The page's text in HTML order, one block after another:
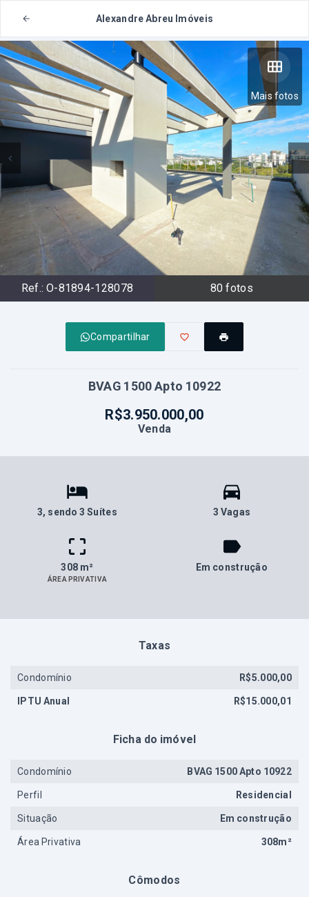
Alexandre Abreu Imóveis
Mais fotos
Ref.: O-81894-128078 80 fotos
Compartilhar
BVAG 1500 Apto 10922
R$3.950.000,00
Venda
3, sendo 3 Suítes 3 Vagas
308 m²
ÁREA PRIVATIVA
Em construção
Cômodos
Taxas
Condomínio R$5.000,00
IPTU Anual R$15.000,01
Ficha do imóvel
Condomínio BVAG 1500 Apto 10922
Perfil Residencial
Situação Em construção
Área Privativa 308m²